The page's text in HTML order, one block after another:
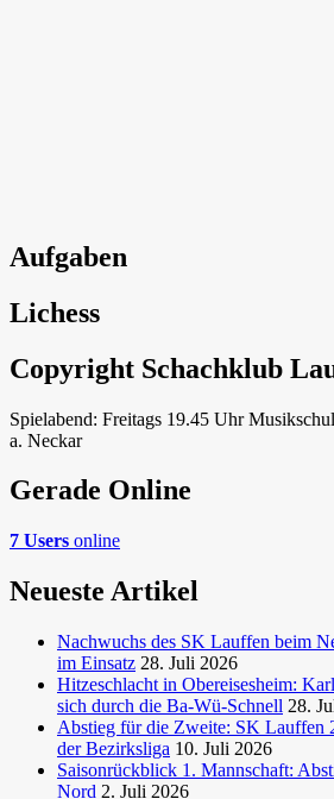
Aufgaben
Lichess
Copyright Schachklub
Spielabend: Freitags 19.45 Uhr
a. Neckar
Gerade Online
7 Users online
Neueste Artikel
Nachwuchs des SK Lauffen beim
im Einsatz 28. Juli 2026
Hitzeschlacht in Obereisesheim:
sich durch die Ba-Wü-Schnell 28.
Abstieg für die Zweite: SK Lauffen
der Bezirksliga 10. Juli 2026
Saisonrückblick 1. Mannschaft:
Nord 2. Juli 2026